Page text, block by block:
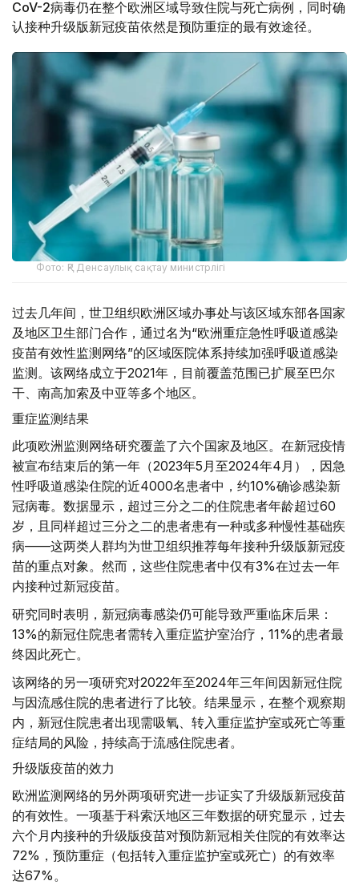
CoV-2病毒仍在整个欧洲区域导致住院与死亡病例，同时确
认接种升级版新冠疫苗依然是预防重症的最有效途径。
Фото: ҚР Денсаулық сақтау министрлігі
过去几年间，世卫组织欧洲区域办事处与该区域东部各国家
及地区卫生部门合作，通过名为“欧洲重症急性呼吸道感染
疫苗有效性监测网络”的区域医院体系持续加强呼吸道感染
监测。该网络成立于2021年，目前覆盖范围已扩展至巴尔
干、南高加索及中亚等多个地区。
重症监测结果
此项欧洲监测网络研究覆盖了六个国家及地区。在新冠疫情
被宣布结束后的第一年（2023年5月至2024年4月），因急
性呼吸道感染住院的近4000名患者中，约10%确诊感染新
冠病毒。数据显示，超过三分之二的住院患者年龄超过60
岁，且同样超过三分之二的患者患有一种或多种慢性基础疾
病——这两类人群均为世卫组织推荐每年接种升级版新冠疫
苗的重点对象。然而，这些住院患者中仅有3%在过去一年
内接种过新冠疫苗。
研究同时表明，新冠病毒感染仍可能导致严重临床后果：
13%的新冠住院患者需转入重症监护室治疗，11%的患者最
终因此死亡。
该网络的另一项研究对2022年至2024年三年间因新冠住院
与因流感住院的患者进行了比较。结果显示，在整个观察期
内，新冠住院患者出现需吸氧、转入重症监护室或死亡等重
症结局的风险，持续高于流感住院患者。
升级版疫苗的效力
欧洲监测网络的另外两项研究进一步证实了升级版新冠疫苗
的有效性。一项基于科索沃地区三年数据的研究显示，过去
六个月内接种的升级版疫苗对预防新冠相关住院的有效率达
72%，预防重症（包括转入重症监护室或死亡）的有效率
达67%。